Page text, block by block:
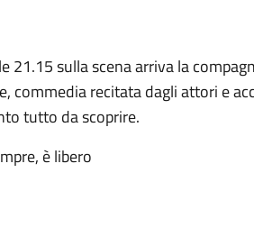
21.15 sulla scena arriva la
commedia recitata dagli attori e
tutto da scoprire.
è libero